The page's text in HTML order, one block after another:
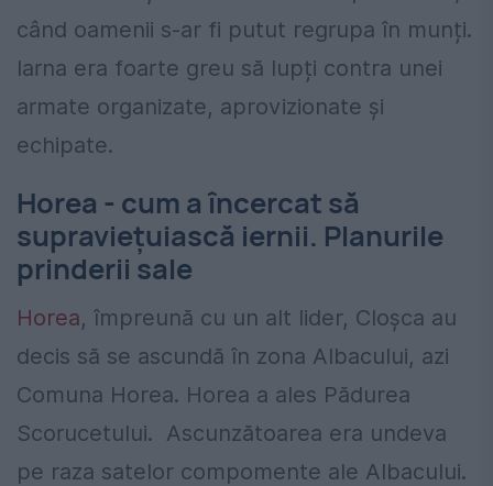
când oamenii s-ar fi putut regrupa în munți.
Iarna era foarte greu să lupți contra unei
armate organizate, aprovizionate și
echipate.
Horea - cum a încercat să
supraviețuiască iernii. Planurile
prinderii sale
Horea, împreună cu un alt lider, Cloșca au
decis să se ascundă în zona Albacului, azi
Comuna Horea. Horea a ales Pădurea
Scorucetului. Ascunzătoarea era undeva
pe raza satelor compomente ale Albacului.